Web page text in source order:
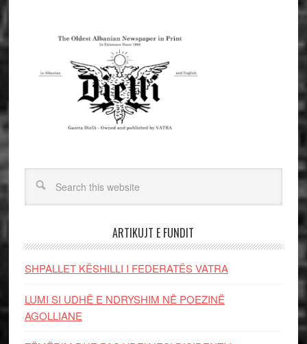
ARTIKUJT E FUNDIT
SHPALLET KËSHILLI I FEDERATËS VATRA
LUMI SI UDHË E NDRYSHIM NË POEZINË
AGOLLIANE